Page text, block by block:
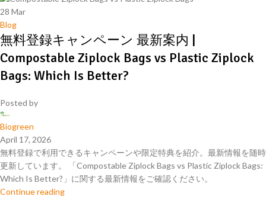
28 Mar
Blog
無料登録キャンペーン 最新案内 |
Compostable Ziplock Bags vs Plastic Ziplock
Bags: Which Is Better?
Posted by
Biogreen
April 17, 2026
無料登録で利用できるキャンペーンや限定特典を紹介。最新情報を随時
更新しています。 「Compostable Ziplock Bags vs Plastic Ziplock Bags:
Which Is Better?」に関する最新情報をご確認ください。
Continue reading